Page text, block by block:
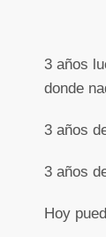
3 años
donde
3 años
3 años
Hoy